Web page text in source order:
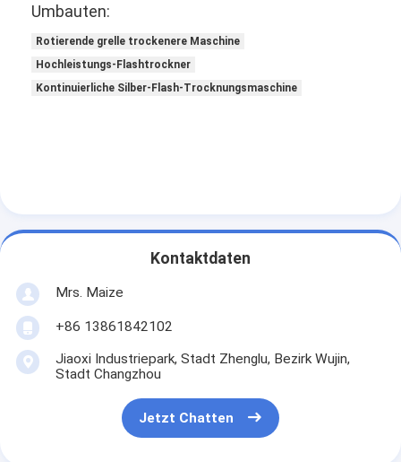
Paddel-Trockner
Umbauten:
Rotierende grelle trockenere Maschine
Hochleistungs-Flashtrockner
Kontinuierliche Silber-Flash-Trocknungsmaschine
Kontaktdaten
Mrs. Maize
+86 13861842102
Jiaoxi Industriepark, Stadt Zhenglu, Bezirk Wujin,
Stadt Changzhou
Jetzt Chatten